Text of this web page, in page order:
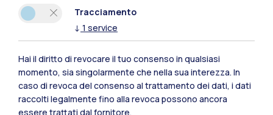
Contattaci
Tracciamento
↓ 1 service
Hai il diritto di revocare il tuo consenso in qualsiasi
momento, sia singolarmente che nella sua interezza. In
caso di revoca del consenso al trattamento dei dati, i dati
raccolti legalmente fino alla revoca possono ancora
essere trattati dal fornitore.